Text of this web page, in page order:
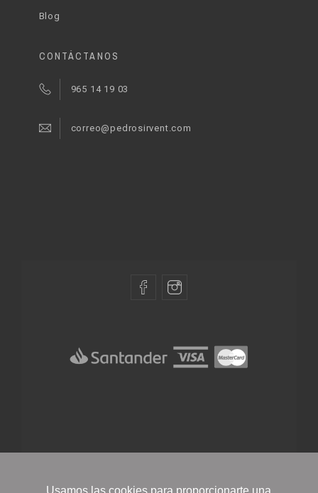
Blog
CONTÁCTANOS
965 14 19 03
correo@pedrosirvent.com
Términos y condiciones
Política de uso y privacidad
Usamos las cookies para proporcionarte una